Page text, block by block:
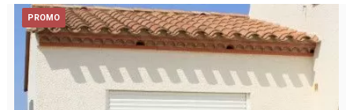
PROMO